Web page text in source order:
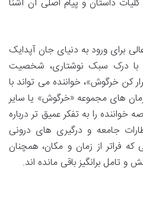
برای ورود به دنیای جان آپدایک
با درک سبک نوشتاری، شخصیت
کن خرگوش»، خواننده می تواند با
های مجموعه «خرگوش» یا سایر
خواننده را به تفکر عمیق تر درباره
جامعه و درگیری های درونی
فراتر از زمان و مکان، همچنان
تامل برانگیز باقی مانده اند.